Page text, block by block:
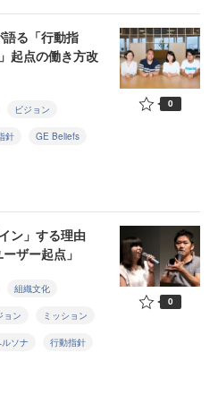
る「行動指
起点の働き方改
ビジョン
針 GE Beliefs
0
ン」する理由
ザー起点」
組織文化
ョン ミッション
ソナ 行動指針
0